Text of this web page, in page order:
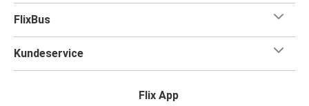
FlixBus
Kundeservice
Flix App